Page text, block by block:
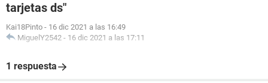
tarjetas ds"
Kai18Pinto - 16 dic 2021 a las 16:49
MiguelY2542 - 16 dic 2021 a las 17:11
1 respuesta